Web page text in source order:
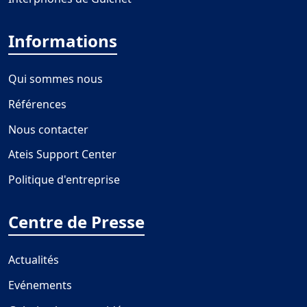
Informations
Qui sommes nous
Références
Nous contacter
Ateis Support Center
Politique d'entreprise
Centre de Presse
Actualités
Evénements